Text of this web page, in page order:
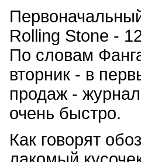
Rolling Stone -
По словам
вторник - в
продаж -
очень быстро.
Как говорят